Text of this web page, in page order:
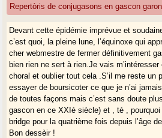
Repertòris de conjugasons en gascon
Devant cette épidémie imprévue et
c’est quoi, la pleine lune, l’équinoxe qui
cher webmestre de fermer définitivement
bien rien ne sert à rien.Je vais
choral et oublier tout cela .S’il me reste un
essayer de boursicoter ce que je n’ai
de toutes façons mais c’est sans doute
gascon en ce XXIè siècle) et , tè ,
bridge pour la quatrième fois depuis l’âge
Bon dessèir !